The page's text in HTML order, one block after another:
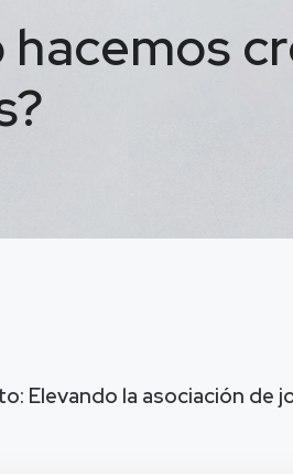
hacemos
Elevando la asociación de